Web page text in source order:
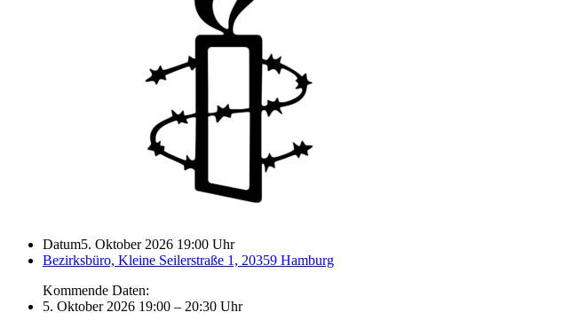
Datum5. Oktober 2026 19:00 Uhr
Bezirksbüro, Kleine Seilerstraße 1, 20359 Hamburg
Kommende Daten:
5. Oktober 2026 19:00 – 20:30 Uhr